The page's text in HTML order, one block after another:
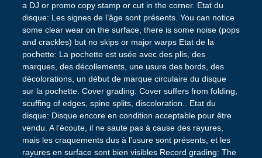
a DJ or promo copy stamp or cut in the corner. Etat du
disque: Les signes de l’âge sont présents. You can notice
some clear wear on the surface, there is some noise (pops
and crackles) but no skips or major warps Etat de la
pochette: La pochette est usée avec des plis, des
marques, des décollements, une usure des bords, des
décolorations, un début de marque circulaire du disque
sur la pochette. Cover grading: Cover suffers from folding,
scuffing of edges, spine splits, discoloration.. Etat du
disque: Disque encore en condition acceptable pour être
vendu. A l’écoute, il ne saute pas à cause des rayures,
mais les craquements dus à l’usure sont présents, et les
rayures en surface sont bien visibles Record grading: The